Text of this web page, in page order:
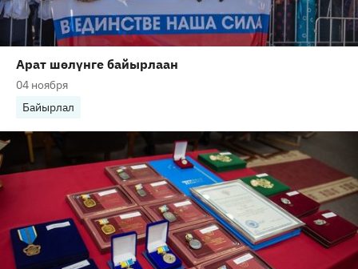
Арат шөлүнге байырлаан
04 ноября
Байырлал